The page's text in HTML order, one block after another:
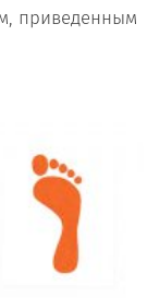
приведенным